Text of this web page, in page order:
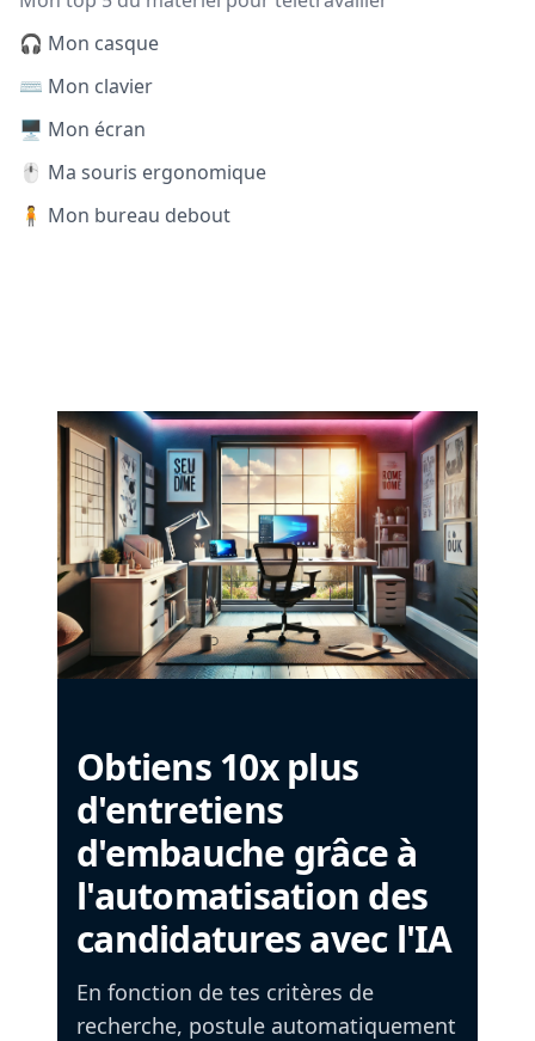
🎧 Mon casque
⌨️ Mon clavier
🖥️ Mon écran
🖱️ Ma souris ergonomique
🧍 Mon bureau debout
Obtiens 10x plus
d'entretiens
d'embauche grâce à
l'automatisation des
candidatures avec l'IA
En fonction de tes critères de
recherche, postule automatiquement